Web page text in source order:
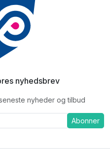
nyhedsbrev
nyheder og tilbud
Abonner